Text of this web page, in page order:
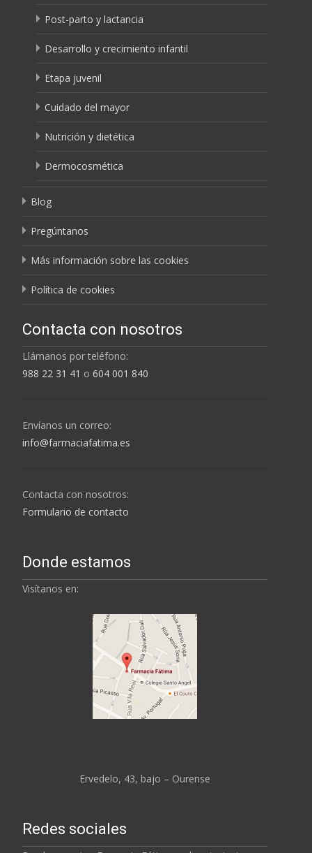
Post-parto y lactancia
Desarrollo y crecimiento infantil
Etapa juvenil
Cuidado del mayor
Nutrición y dietética
Dermocosmética
Blog
Pregúntanos
Más información sobre las cookies
Política de cookies
Contacta con nosotros
Llámanos por teléfono:
988 22 31 41 o 604 001 840
Envíanos un correo:
info@farmaciafatima.es
Contacta con nosotros:
Formulario de contacto
Donde estamos
Visítanos en:
Ervedelo, 43, bajo – Ourense
Redes sociales